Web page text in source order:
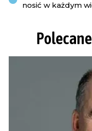
nosić w każdym